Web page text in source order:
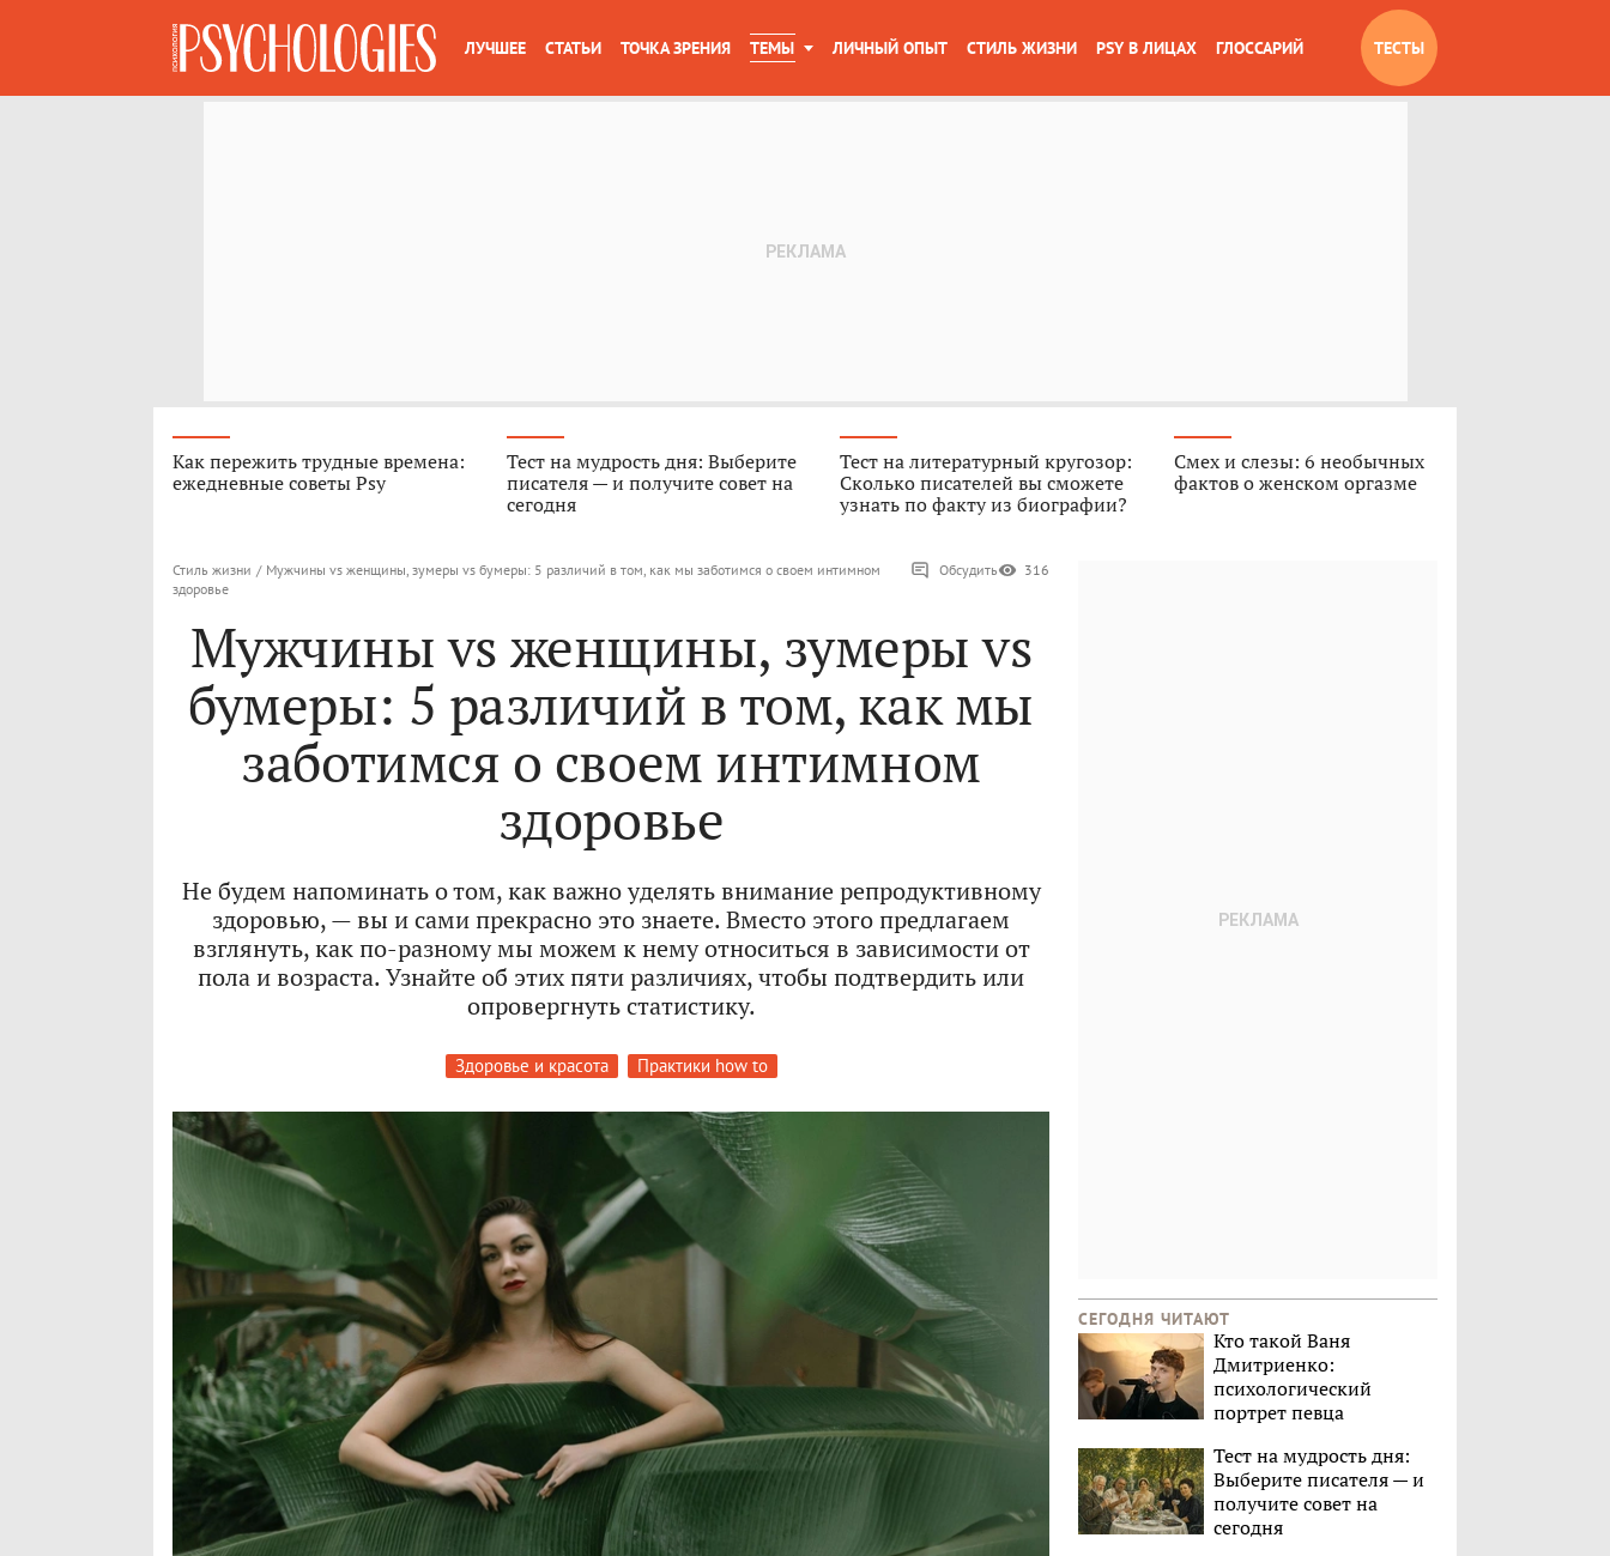
ЛУЧШЕЕ СТАТЬИ ТОЧКА ЗРЕНИЯ ТЕМЫ ЛИЧНЫЙ ОПЫТ СТИЛЬ ЖИЗНИ PSY В ЛИЦАХ ГЛОССАРИЙ ТЕСТЫ
Как пережить трудные времена:
ежедневные советы Psy
Тест на мудрость дня: Выберите
писателя — и получите совет на
сегодня
Тест на литературный кругозор:
Сколько писателей вы сможете
узнать по факту из биографии?
Смех и слезы: 6 необычных
фактов о женском оргазме
Стиль жизни / Мужчины vs женщины, зумеры vs бумеры: 5 различий в том, как мы заботимся о своем интимном
здоровье
Обсудить 316
Мужчины vs женщины, зумеры vs
бумеры: 5 различий в том, как мы
заботимся о своем интимном
здоровье
Не будем напоминать о том, как важно уделять внимание репродуктивному
здоровью, — вы и сами прекрасно это знаете. Вместо этого предлагаем
взглянуть, как по-разному мы можем к нему относиться в зависимости от
пола и возраста. Узнайте об этих пяти различиях, чтобы подтвердить или
опровергнуть статистику.
Здоровье и красота Практики how to
СЕГОДНЯ ЧИТАЮТ
Кто такой Ваня
Дмитриенко:
психологический
портрет певца
Тест на мудрость дня:
Выберите писателя — и
получите совет на
сегодня